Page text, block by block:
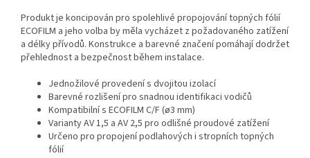
Produkt je koncipován pro spolehlivé propojování topných fólií
ECOFILM a jeho volba by měla vycházet z požadovaného zatížení
a délky přívodů. Konstrukce a barevné značení pomáhají dodržet
přehlednost a bezpečnost během instalace.
Jednožilové provedení s dvojitou izolací
Barevné rozlišení pro snadnou identifikaci vodičů
Kompatibilní s ECOFILM C/F (ø3 mm)
Varianty AV 1,5 a AV 2,5 pro odlišné proudové zatížení
Určeno pro propojení podlahových i stropních topných
fólií